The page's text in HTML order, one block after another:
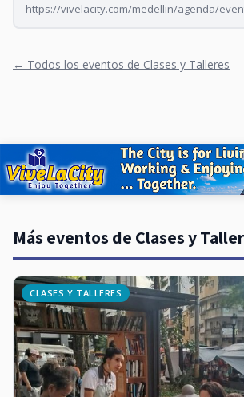
← Todos los eventos de Clases y Talleres
Más eventos de Clases y
CLASES Y TALLERES